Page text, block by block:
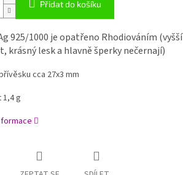
Přidat do košíku
925/1000 je opatřeno Rhodiováním (vyšší
krásný lesk a hlavně šperky nečernají)
cca 27x3 mm
g